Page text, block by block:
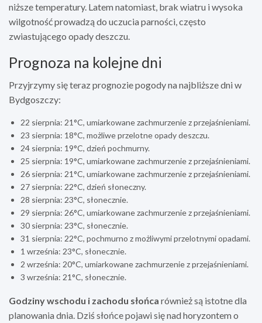
niższe temperatury. Latem natomiast, brak wiatru i wysoka
wilgotność prowadzą do uczucia parności, często
zwiastującego opady deszczu.
Prognoza na kolejne dni
Przyjrzymy się teraz prognozie pogody na najbliższe dni w
Bydgoszczy:
22 sierpnia: 21°C, umiarkowane zachmurzenie z przejaśnieniami.
23 sierpnia: 18°C, możliwe przelotne opady deszczu.
24 sierpnia: 19°C, dzień pochmurny.
25 sierpnia: 19°C, umiarkowane zachmurzenie z przejaśnieniami.
26 sierpnia: 21°C, umiarkowane zachmurzenie z przejaśnieniami.
27 sierpnia: 22°C, dzień słoneczny.
28 sierpnia: 23°C, słonecznie.
29 sierpnia: 26°C, umiarkowane zachmurzenie z przejaśnieniami.
30 sierpnia: 23°C, słonecznie.
31 sierpnia: 22°C, pochmurno z możliwymi przelotnymi opadami.
1 września: 23°C, słonecznie.
2 września: 20°C, umiarkowane zachmurzenie z przejaśnieniami.
3 września: 21°C, słonecznie.
Godziny wschodu i zachodu słońca również są istotne dla
planowania dnia. Dziś słońce pojawi się nad horyzontem o